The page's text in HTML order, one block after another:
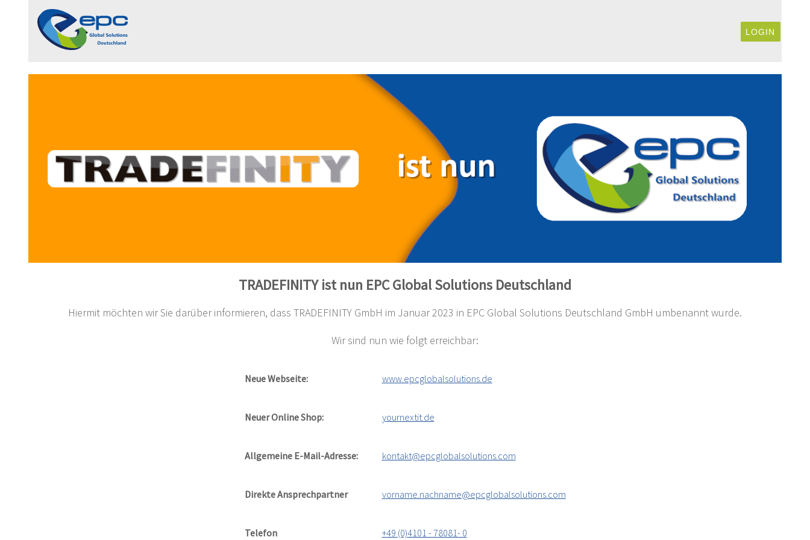
LOGIN
TRADEFINITY ist nun EPC Global Solutions Deutschland
Hiermit möchten wir Sie darüber informieren, dass TRADEFINITY GmbH im Januar 2023 in EPC Global Solutions Deutschland GmbH umbenannt wurde.
Wir sind nun wie folgt erreichbar:
Neue Webseite: www.epcglobalsolutions.de
Neuer Online Shop: yournextit.de
Allgemeine E-Mail-Adresse: kontakt@epcglobalsolutions.com
Direkte Ansprechpartner vorname.nachname@epcglobalsolutions.com
Telefon +49 (0)4101 - 78081- 0